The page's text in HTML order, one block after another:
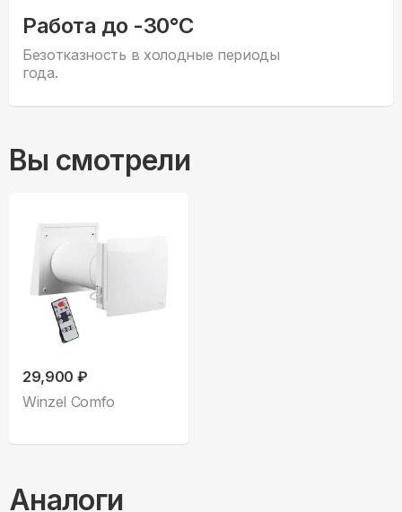
Работа до -30°С
Безотказность в холодные периоды
года.
Вы смотрели
29,900 ₽
Winzel Comfo
Аналоги